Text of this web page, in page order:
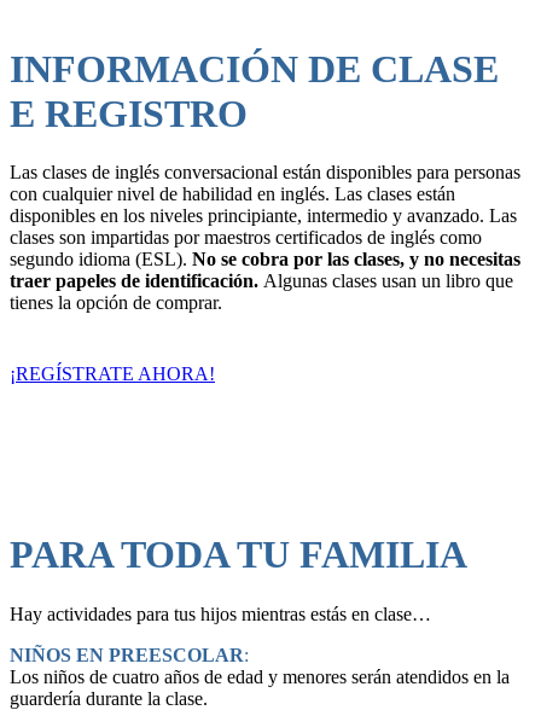
INFORMACIÓN DE CLASE
E REGISTRO
Las clases de inglés conversacional están disponibles para personas
con cualquier nivel de habilidad en inglés. Las clases están
disponibles en los niveles principiante, intermedio y avanzado. Las
clases son impartidas por maestros certificados de inglés como
segundo idioma (ESL). No se cobra por las clases, y no necesitas
traer papeles de identificación. Algunas clases usan un libro que
tienes la opción de comprar.
¡REGÍSTRATE AHORA!
PARA TODA TU FAMILIA
Hay actividades para tus hijos mientras estás en clase…
NIÑOS EN PREESCOLAR:
Los niños de cuatro años de edad y menores serán atendidos en la
guardería durante la clase.